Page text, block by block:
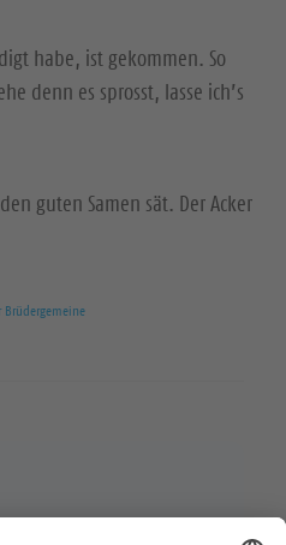
habe, ist gekommen. So
denn es sprosst, lasse ich’s
guten Samen sät. Der Acker